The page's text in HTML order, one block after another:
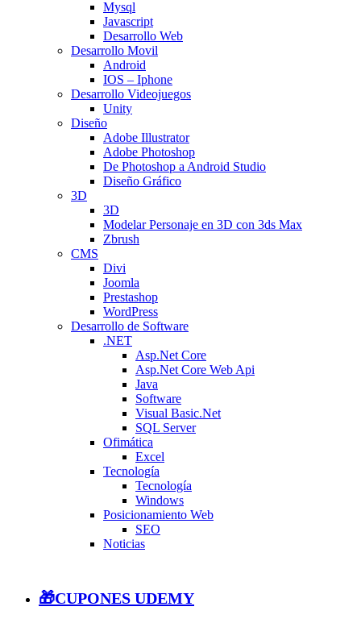
Mysql
Javascript
Desarrollo Web
Desarrollo Movil
Android
IOS – Iphone
Desarrollo Videojuegos
Unity
Diseño
Adobe Illustrator
Adobe Photoshop
De Photoshop a Android Studio
Diseño Gráfico
3D
3D
Modelar Personaje en 3D con 3ds Max
Zbrush
CMS
Divi
Joomla
Prestashop
WordPress
Desarrollo de Software
.NET
Asp.Net Core
Asp.Net Core Web Api
Java
Software
Visual Basic.Net
SQL Server
Ofimática
Excel
Tecnología
Tecnología
Windows
Posicionamiento Web
SEO
Noticias
🎁CUPONES UDEMY